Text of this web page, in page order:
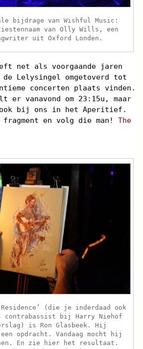
bijdrage van Wishful Music:
van Olly Wills, een
uit Oxford Londen.
net als voorgaande jaren
de Lelysingel omgetoverd tot
concerten plaats vinden.
er vanavond om 23:15u, maar
bij ons in het Aperitief.
en volg die man! The
(die je inderdaad ook
bij Harry Niehof
is Ron Glasbeek. Hij
opdracht. Vandaag mocht hij
En zie hier het resultaat.